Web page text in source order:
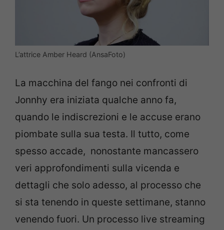
L’attrice Amber Heard (AnsaFoto)
La macchina del fango nei confronti di
Jonnhy era iniziata qualche anno fa,
quando le indiscrezioni e le accuse erano
piombate sulla sua testa. Il tutto, come
spesso accade, nonostante mancassero
veri approfondimenti sulla vicenda e
dettagli che solo adesso, al processo che
si sta tenendo in queste settimane, stanno
venendo fuori. Un processo live streaming